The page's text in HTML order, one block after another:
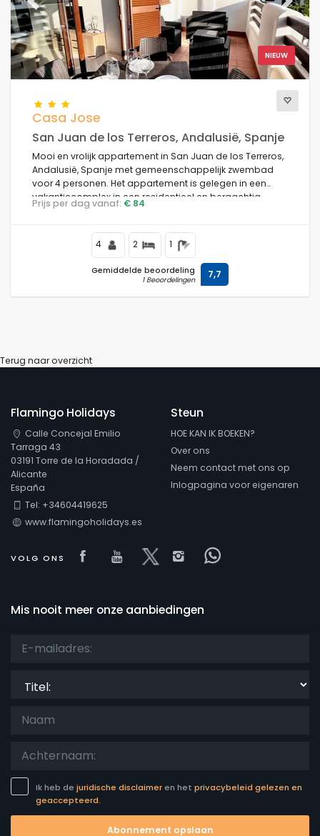
NIEUW
Previous Next
Casa Jose
San Juan de los Terreros, Andalusië, Spanje
Mooi en vrolijk appartement in San Juan de los Terreros,
Andalusië, Spanje met gemeenschappelijk zwembad
voor 4 personen. Het appartement is gelegen in een
vakantiecomplex in een residentieel en bergachtig
strandgebied, dicht bij restaurants en bars,
Playa Nardos strand.
Prijs per dag vanaf: € 84
4 2 1
Gemiddelde beoordeling
1 Beoordelingen 7,7
Terug naar overzicht
Flamingo Holidays
Calle Concejal Emilio
Tarraga 43
03191 Torre de la Horadada /
Alicante
España
Tel: +34604419625
www.flamingoholidays.es
VOLG ONS Visit our Facebook page
Visit our youtube page
Visit our x page
Visit our isntagram
Visit our
Steun
HOE KAN IK BOEKEN?
Over ons
Neem contact met ons op
Inlogpagina voor eigenaren
Mis nooit meer onze aanbiedingen
Ik heb de juridische disclaimeren het privacybeleid gelezen en
geaccepteerd.
Abonnement opslaan